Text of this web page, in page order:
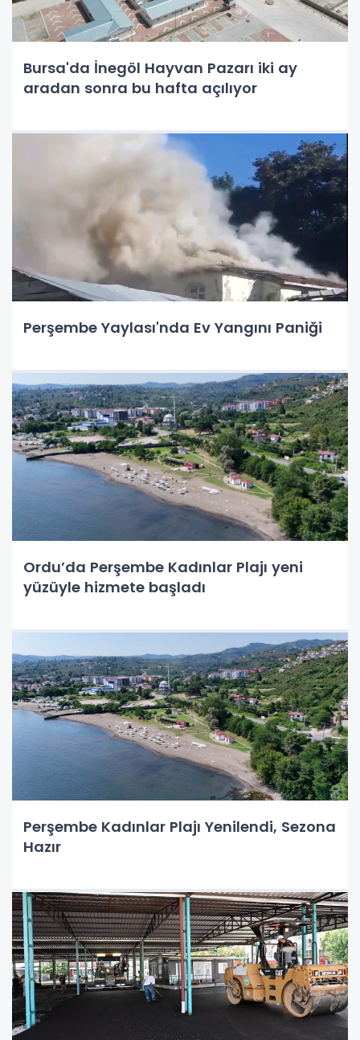
Bursa'da İnegöl Hayvan Pazarı iki ay
aradan sonra bu hafta açılıyor
Perşembe Yaylası'nda Ev Yangını Paniği
Ordu’da Perşembe Kadınlar Plajı yeni
yüzüyle hizmete başladı
Perşembe Kadınlar Plajı Yenilendi, Sezona
Hazır